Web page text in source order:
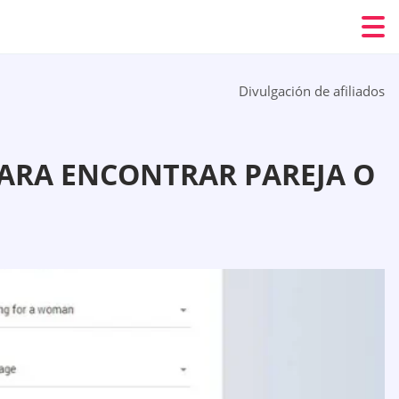
Divulgación de afiliados
ENCONTRAR PAREJA O